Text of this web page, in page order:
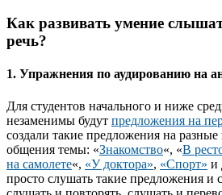
Как развивать умение
речь?
1. Упражнения по аудированию на
Для студентов начального и ниже
незаменимы будут предложения на
создали такие предложения на
общения темы: «Знакомство«, «В
на самолете«, «У доктора», «Спорт» и
просто слушать такие предложения и